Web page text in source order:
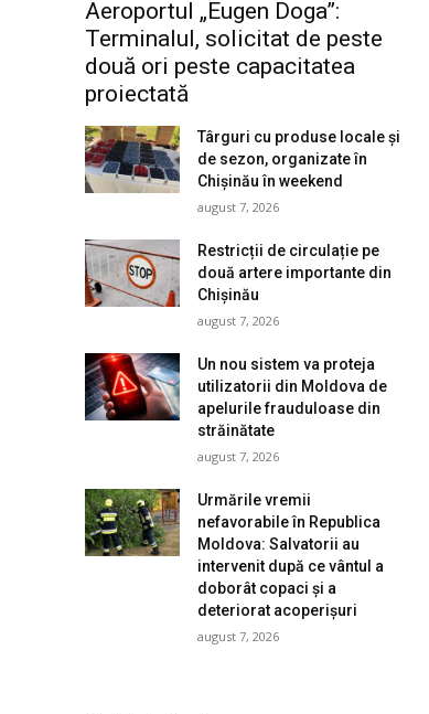
Aeroportul „Eugen Doga”:
Terminalul, solicitat de peste
două ori peste capacitatea
proiectată
Târguri cu produse locale și
de sezon, organizate în
Chișinău în weekend
august 7, 2026
Restricții de circulație pe
două artere importante din
Chișinău
august 7, 2026
Un nou sistem va proteja
utilizatorii din Moldova de
apelurile frauduloase din
străinătate
august 7, 2026
Urmările vremii
nefavorabile în Republica
Moldova: Salvatorii au
intervenit după ce vântul a
doborât copaci și a
deteriorat acoperișuri
august 7, 2026